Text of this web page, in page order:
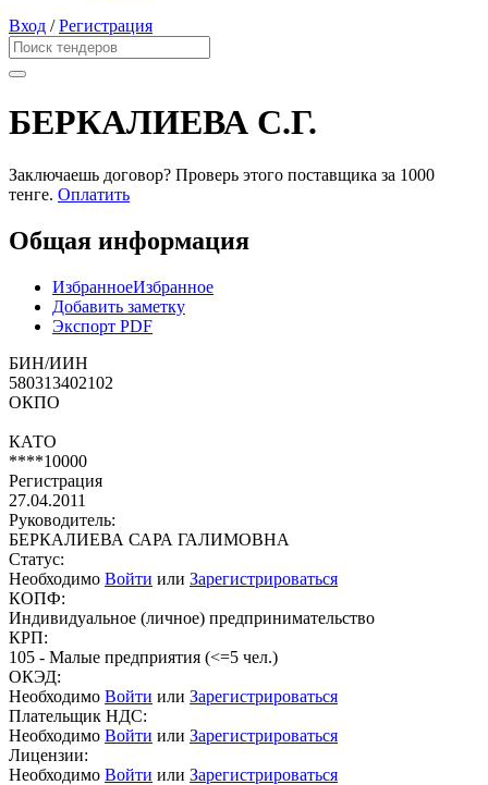
Вход /Регистрация
БЕРКАЛИЕВА С.Г.
Заключаешь договор? Проверь этого поставщика за 1000
тенге. Оплатить
Общая информация
ИзбранноеИзбранное
Добавить заметку
Экспорт PDF
БИН/ИИН
580313402102
ОКПО
КАТО
****10000
Регистрация
27.04.2011
Руководитель:
БЕРКАЛИЕВА САРА ГАЛИМОВНА
Статус:
Необходимо Войти или Зарегистрироваться
КОПФ:
Индивидуальное (личное) предпринимательство
КРП:
105 - Малые предприятия (<=5 чел.)
ОКЭД:
Необходимо Войти или Зарегистрироваться
Плательщик НДС:
Необходимо Войти или Зарегистрироваться
Лицензии:
Необходимо Войти или Зарегистрироваться